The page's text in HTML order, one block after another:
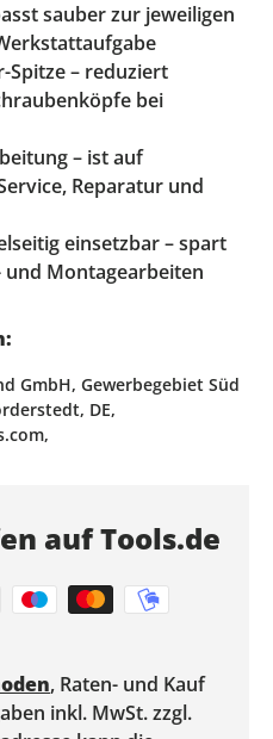
sauber zur jeweiligen
Spitze – reduziert
bei
– ist auf
Reparatur und
einsetzbar – spart
und Montagearbeiten
GmbH, Gewerbegebiet Süd
DE,
auf Tools.de
, Raten- und Kauf
inkl. MwSt. zzgl.